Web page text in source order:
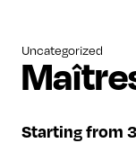
Uncategorized
Starting from